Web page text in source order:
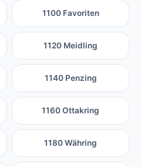
1100 Favoriten
1120 Meidling
1140 Penzing
1160 Ottakring
1180 Währing